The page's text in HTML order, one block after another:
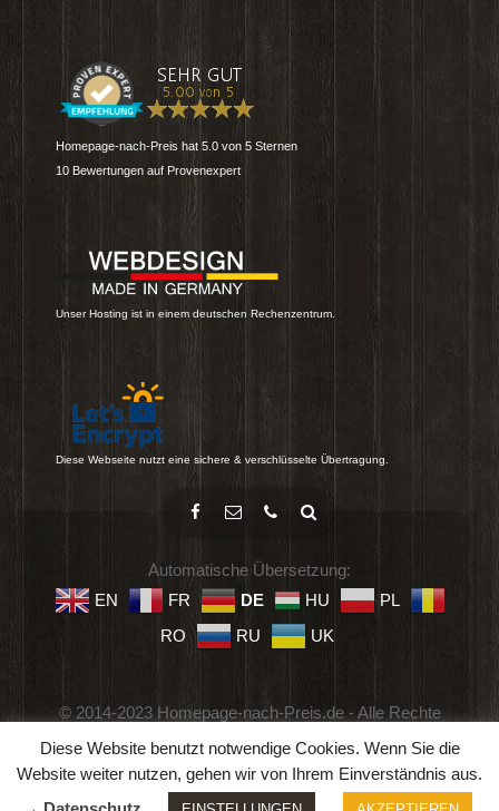
Homepage-nach-Preis hat 5.0 von 5 Sternen
10 Bewertungen auf Provenexpert
Unser Hosting ist in einem deutschen Rechenzentrum.
Diese Webseite nutzt eine sichere & verschlüsselte Übertragung.
Automatische Übersetzung:
EN
FR DE HU
PL
RO
RU UK
© 2014-2023 Homepage-nach-Preis.de - Alle Rechte
Geschäftsbedingungen
Diese Website benutzt notwendige Cookies. Wenn Sie die
Website weiter nutzen, gehen wir von Ihrem Einverständnis aus.